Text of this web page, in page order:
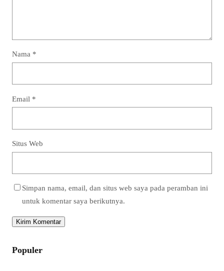
Nama *
Email *
Situs Web
Simpan nama, email, dan situs web saya pada peramban ini
untuk komentar saya berikutnya.
Populer